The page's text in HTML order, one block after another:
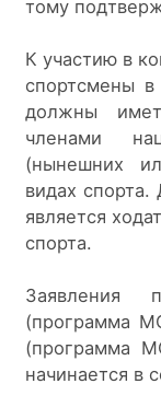
тому
К участию в
спортсмены
должны
членами
(нынешних
видах
является
спорта.
Заявления
(программа
(программа
начинается в